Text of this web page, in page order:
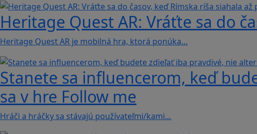
Heritage Quest AR: Vráťte sa do
Heritage Quest AR je mobilná hra, ktorá ponúka…
Stanete sa influencerom, keď
sa v hre Follow me
Hráči a hráčky sa stávajú používateľmi/kami…